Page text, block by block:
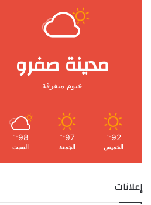
مدينة صفرو
غيوم متفرقة
92
℉
الخميس
97
℉
الجمعة
98
℉
السبت
إعلانات